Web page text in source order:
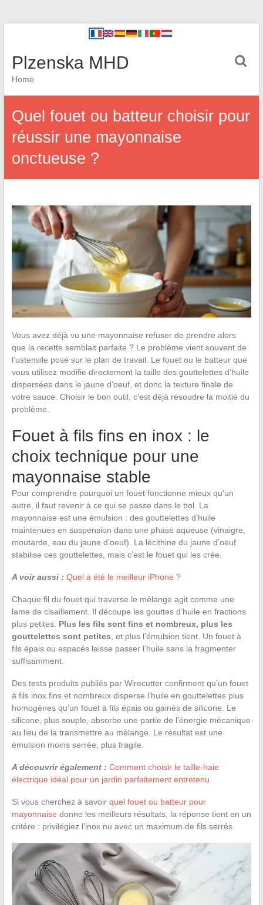
Plzenska MHD
Home
Quel fouet ou batteur choisir pour
réussir une mayonnaise
onctueuse ?
Vous avez déjà vu une mayonnaise refuser de prendre alors
que la recette semblait parfaite ? Le problème vient souvent de
l’ustensile posé sur le plan de travail. Le fouet ou le batteur que
vous utilisez modifie directement la taille des gouttelettes d’huile
dispersées dans le jaune d’oeuf, et donc la texture finale de
votre sauce. Choisir le bon outil, c’est déjà résoudre la moitié du
problème.
Fouet à fils fins en inox : le
choix technique pour une
mayonnaise stable
Pour comprendre pourquoi un fouet fonctionne mieux qu’un
autre, il faut revenir à ce qui se passe dans le bol. La
mayonnaise est une émulsion : des gouttelettes d’huile
maintenues en suspension dans une phase aqueuse (vinaigre,
moutarde, eau du jaune d’oeuf). La lécithine du jaune d’oeuf
stabilise ces gouttelettes, mais c’est le fouet qui les crée.
A voir aussi : Quel a été le meilleur iPhone ?
Chaque fil du fouet qui traverse le mélange agit comme une
lame de cisaillement. Il découpe les gouttes d’huile en fractions
plus petites. Plus les fils sont fins et nombreux, plus les
gouttelettes sont petites , et plus l’émulsion tient. Un fouet à
fils épais ou espacés laisse passer l’huile sans la fragmenter
suffisamment.
Des tests produits publiés par Wirecutter confirment qu’un fouet
à fils inox fins et nombreux disperse l’huile en gouttelettes plus
homogènes qu’un fouet à fils épais ou gainés de silicone. Le
silicone, plus souple, absorbe une partie de l’énergie mécanique
au lieu de la transmettre au mélange. Le résultat est une
émulsion moins serrée, plus fragile.
A découvrir également : Comment choisir le taille-haie
électrique idéal pour un jardin parfaitement entretenu
Si vous cherchez à savoir quel fouet ou batteur pour
mayonnaise donne les meilleurs résultats, la réponse tient en un
critère : privilégiez l’inox nu avec un maximum de fils serrés.